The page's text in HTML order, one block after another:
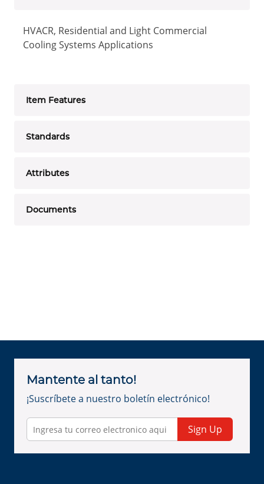
HVACR, Residential and Light Commercial
Cooling Systems Applications
Item Features
Standards
Attributes
Documents
Mantente al tanto!
¡Suscríbete a nuestro boletín electrónico!
Sign Up